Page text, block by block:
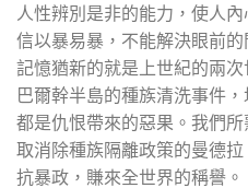
人性辨別是非的能力，使人
信以暴易暴，不能解決眼前
記憶猶新的就是上世紀的兩
巴爾幹半島的種族清洗事件
都是仇恨帶來的惡果。我們
取消除種族隔離政策的曼德
抗暴政，賺來全世界的稱譽。